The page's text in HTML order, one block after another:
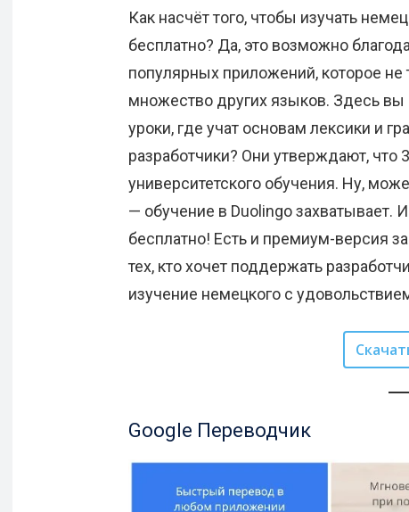
Как насчёт того, чтобы изучать
бесплатно? Да, это возможно
популярных приложений, которое
множество других языков. Здесь вы
уроки, где учат основам лексики и
разработчики? Они утверждают,
университетского обучения. Ну,
— обучение в Duolingo захватывает.
бесплатно! Есть и премиум-версия
тех, кто хочет поддержать
изучение немецкого с
Google Переводчик